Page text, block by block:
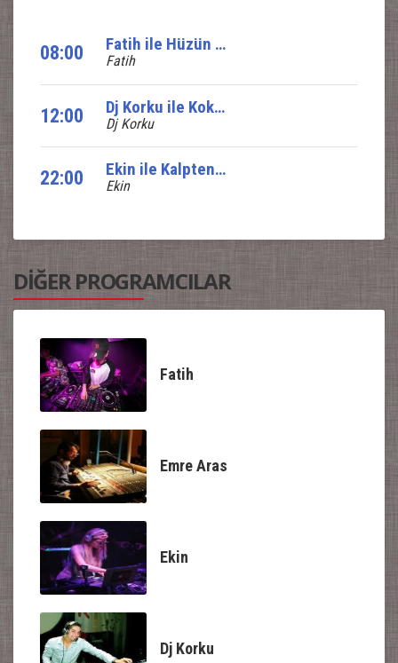
08:00 Fatih ile Hüzün ve Yankı
Fatih
12:00 Dj Korku ile Koktail Show
Dj Korku
22:00 Ekin ile Kalpten Nağmeler
Ekin
DİĞER PROGRAMCILAR
Fatih
Emre Aras
Ekin
Dj Korku